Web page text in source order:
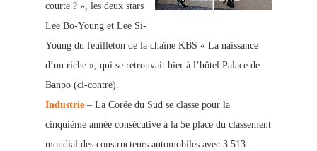
courte ? », les deux stars
Lee Bo-Young et Lee Si-
Young du feuilleton de la chaîne KBS « La naissance
d’un riche », qui se retrouvait hier à l’hôtel Palace de
Banpo (ci-contre).
Industrie – La Corée du Sud se classe pour la
cinquième année consécutive à la 5e place du classement
mondial des constructeurs automobiles avec 3.513